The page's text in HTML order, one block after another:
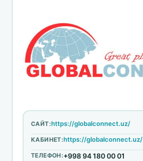
САЙТ:https://globalconnect.uz/
КАБИНЕТ:https://globalconnect.uz/
ТЕЛЕФОН:+998 94 180 00 01